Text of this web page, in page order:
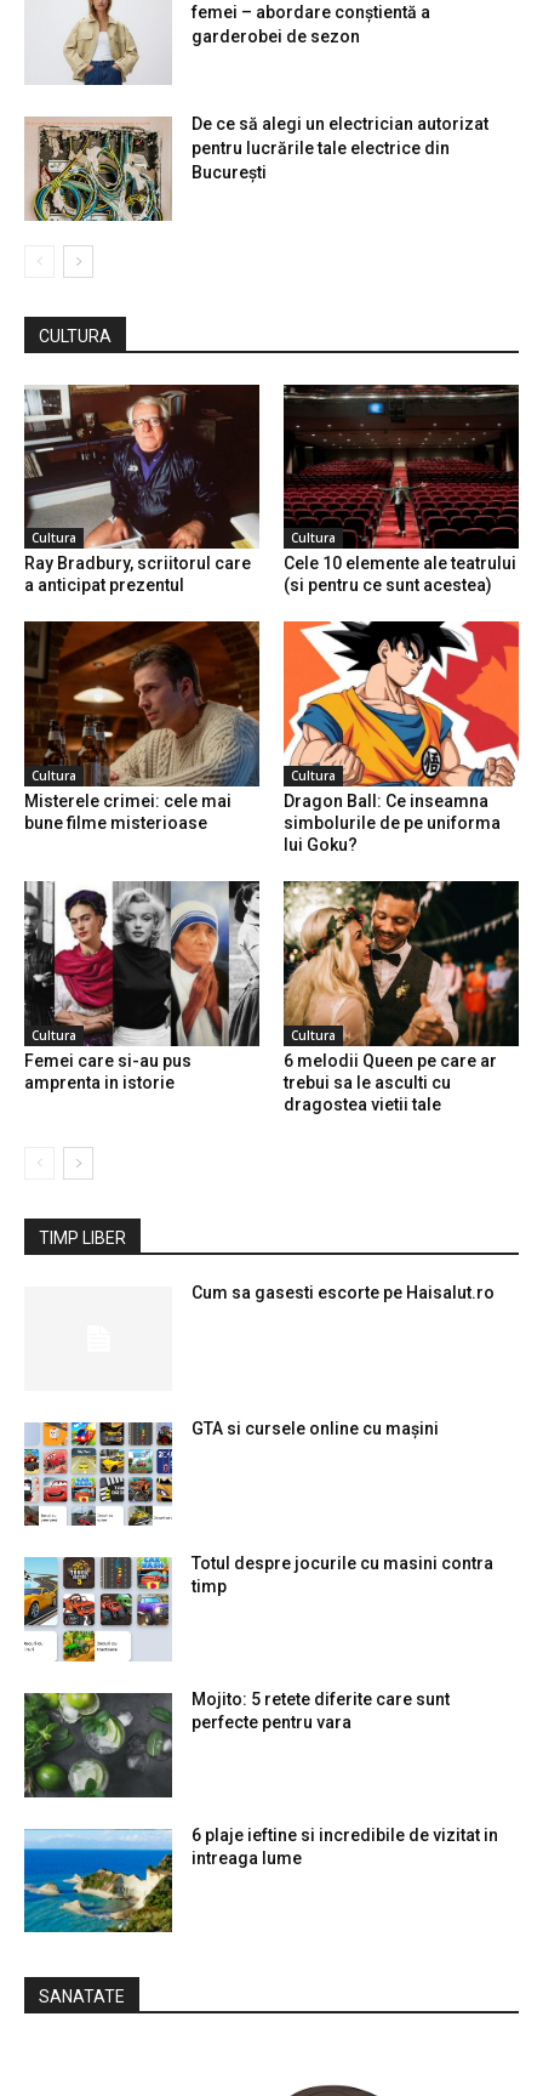
femei – abordare conștientă a
garderobei de sezon
De ce să alegi un electrician autorizat
pentru lucrările tale electrice din
București
CULTURA
Cultura
Ray Bradbury, scriitorul care
a anticipat prezentul
Cultura
Cele 10 elemente ale teatrului
(si pentru ce sunt acestea)
Cultura
Misterele crimei: cele mai
bune filme misterioase
Cultura
Dragon Ball: Ce inseamna
simbolurile de pe uniforma
lui Goku?
Cultura
Femei care si-au pus
amprenta in istorie
Cultura
6 melodii Queen pe care ar
trebui sa le asculti cu
dragostea vietii tale
TIMP LIBER
Cum sa gasesti escorte pe Haisalut.ro
GTA si cursele online cu mașini
Totul despre jocurile cu masini contra
timp
Mojito: 5 retete diferite care sunt
perfecte pentru vara
6 plaje ieftine si incredibile de vizitat in
intreaga lume
SANATATE